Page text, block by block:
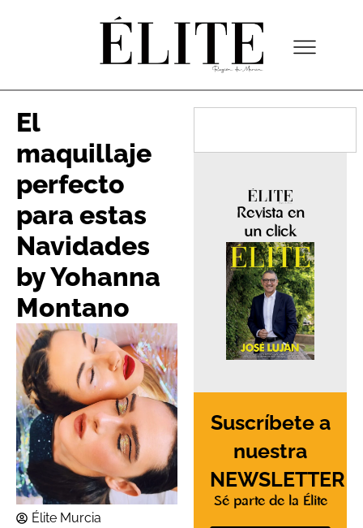
El
maquillaje
perfecto
para estas
Navidades
by Yohanna
Montano
Élite Murcia
Revista en
un click
Suscríbete a
nuestra
NEWSLETTER
Sé parte de la Élite